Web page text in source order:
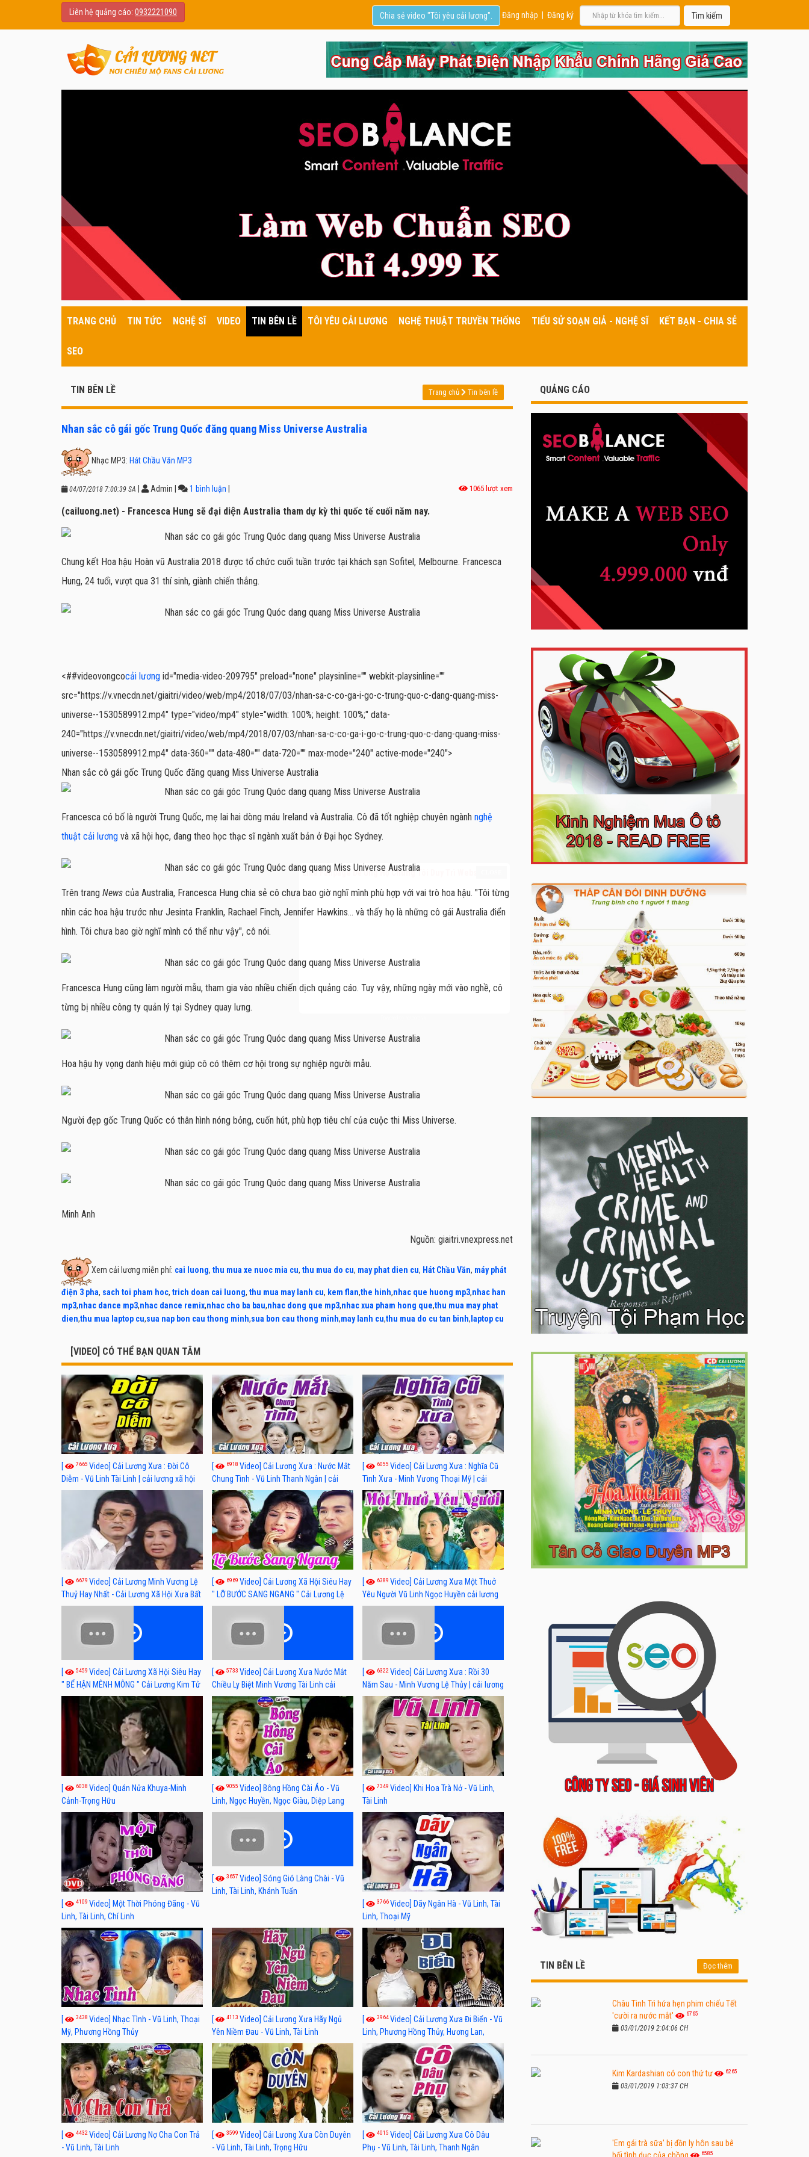
Liên hệ quảng cáo: 0932221090 Đăng nhập Đăng ký
Chia sẻ video "Tôi yêu cải lương".
TRANG CHỦ TIN TỨC NGHỆ SĨ VIDEO TIN BÊN LỀ TÔI YÊU CẢI LƯƠNG NGHỆ THUẬT TRUYỀN THỐNG TIỂU SỬ SOẠN GIẢ - NGHỆ SĨ KẾT BẠN - CHIA SẺ
SEO
TIN BÊN LỀ Trang chủ Tin bên lề
Nhan sắc cô gái gốc Trung Quốc đăng quang Miss Universe Australia
Nhạc MP3: Hát Chầu Văn MP3
04/07/2018 7:00:39 SA Admin 1 bình luận 1065 lượt xem
(cailuong.net) - Francesca Hung sẽ đại diện Australia tham dự kỳ thi quốc tế cuối năm nay.
Chung kết Hoa hậu Hoàn vũ Australia 2018 được tổ chức cuối tuần trước tại khách sạn Sofitel, Melbourne. Francesca
Hung, 24 tuổi, vượt qua 31 thí sinh, giành chiến thắng.
<##videovongcocải lương id="media-video-209795" preload="none" playsinline="" webkit-playsinline=""
src="https://v.vnecdn.net/giaitri/video/web/mp4/2018/07/03/nhan-sa-c-co-ga-i-go-c-trung-quo-c-dang-quang-miss-
universe--1530589912.mp4" type="video/mp4" style="width: 100%; height: 100%;" data-
240="https://v.vnecdn.net/giaitri/video/web/mp4/2018/07/03/nhan-sa-c-co-ga-i-go-c-trung-quo-c-dang-quang-miss-
universe--1530589912.mp4" data-360="" data-480="" data-720="" max-mode="240" active-mode="240">
Nhan sắc cô gái gốc Trung Quốc đăng quang Miss Universe Australia
Francesca có bố là người Trung Quốc, mẹ lai hai dòng máu Ireland và Australia. Cô đã tốt nghiệp chuyên ngành nghệ
thuật cải lương và xã hội học, đang theo học thạc sĩ ngành xuất bản ở Đại học Sydney.
Trên trang News của Australia, Francesca Hung chia sẻ cô chưa bao giờ nghĩ mình phù hợp với vai trò hoa hậu. "Tôi từng
nhìn các hoa hậu trước như Jesinta Franklin, Rachael Finch, Jennifer Hawkins... và thấy họ là những cô gái Australia điển
hình. Tôi chưa bao giờ nghĩ mình có thể như vậy", cô nói.
Francesca Hung cũng làm người mẫu, tham gia vào nhiều chiến dịch quảng cáo. Tuy vậy, những ngày mới vào nghề, cô
từng bị nhiều công ty quản lý tại Sydney quay lưng.
Hoa hậu hy vọng danh hiệu mới giúp cô có thêm cơ hội trong sự nghiệp người mẫu.
Người đẹp gốc Trung Quốc có thân hình nóng bỏng, cuốn hút, phù hợp tiêu chí của cuộc thi Miss Universe.
Minh Anh
Nguồn: giaitri.vnexpress.net
Xem cải lương miễn phí: cai luong, thu mua xe nuoc mia cu, thu mua do cu, may phat dien cu, Hát Chầu Văn, máy phát
điện 3 pha, sach toi pham hoc, trich doan cai luong, thu mua may lanh cu, kem flan,the hinh,nhac que huong mp3,nhac han
mp3,nhac dance mp3,nhac dance remix,nhac cho ba bau,nhac dong que mp3,nhac xua pham hong que,thu mua may phat
dien,thu mua laptop cu,sua nap bon cau thong minh,sua bon cau thong minh,may lanh cu,thu mua do cu tan binh, laptop cu
[VIDEO] CÓ THỂ BẠN QUAN TÂM
[ 7665 Video] Cải Lương Xưa : Đời Cô
Diễm - Vũ Linh Tài Linh | cải lương xã hội
hay nhất
[ 6918 Video] Cải Lương Xưa : Nước Mắt
Chung Tình - Vũ Linh Thanh Ngân | cải
lương xã hội hay nhất
[ 6055 Video] Cải Lương Xưa : Nghĩa Cũ
Tình Xưa - Minh Vương Thoại Mỹ | cải
lương xã hội hay nhất
[ 6679 Video] Cải Lương Minh Vương Lệ
Thuỷ Hay Nhất - Cải Lương Xã Hội Xưa Bất
Hủ
[ 6969 Video] Cải Lương Xã Hội Siêu Hay
" LỠ BƯỚC SANG NGANG " Cải Lương Lệ
Thuỷ, Thanh Tuấn, Hồng Nga
[ 6389 Video] Cải Lương Xưa Một Thuở
Yêu Người Vũ Linh Ngọc Huyền cải lương
xã hội hay nhất
[ 5459 Video] Cải Lương Xã Hội Siêu Hay
" BỂ HẬN MÊNH MÔNG " Cải Lương Kim Tử
Long, Thanh Ngân Hay Nhất
[ 5733 Video] Cải Lương Xưa Nước Mắt
Chiều Ly Biệt Minh Vương Tài Linh cải
lương xã hội hay nhất
[ 6322 Video] Cải Lương Xưa : Rồi 30
Năm Sau - Minh Vương Lệ Thủy | cải lương
xã hội hay nhất
[ 6038 Video] Quán Nửa Khuya-Minh
Cảnh-Trọng Hữu
[ 9055 Video] Bông Hồng Cài Áo - Vũ
Linh, Ngọc Huyền, Ngọc Giàu, Diệp Lang
[ 7349 Video] Khi Hoa Trà Nở - Vũ Linh,
Tài Linh
[ 4109 Video] Một Thời Phóng Đãng - Vũ
Linh, Tài Linh, Chí Linh
[ 3657 Video] Sóng Gió Làng Chài - Vũ
Linh, Tài Linh, Khánh Tuấn
[
3766Video] Dãy Ngân Hà - Vũ Linh, Tài
Linh, Thoại Mỹ
[ 3438 Video] Nhạc Tình - Vũ Linh, Thoại
Mỹ, Phương Hồng Thủy
[ 4113 Video] Cải Lương Xưa Hãy Ngủ
Yên Niềm Đau - Vũ Linh, Tài Linh
[ 3964Video] Cải Lương Xưa Đi Biển - Vũ
Linh, Phương Hồng Thủy, Hương Lan,
Thanh Hằng
[ 4432Video] Cải Lương Nợ Cha Con Trả
- Vũ Linh, Tài Linh
[ 3599 Video] Cải Lương Xưa Còn Duyên
- Vũ Linh, Tài Linh, Trọng Hữu
[ 4015 Video] Cải Lương Xưa Cô Dâu
Phụ - Vũ Linh, Tài Linh, Thanh Ngân
QUẢNG CÁO
TIN BÊN LỀ Đọc thêm
Châu Tinh Trì hứa hẹn phim chiếu Tết
'cười ra nước mắt'
6765
03/01/2019 2:04:06 CH
Kim Kardashian có con thứ tư 6265
03/01/2019 1:03:37 CH
'Em gái trà sữa' bị đồn ly hôn sau bê
6585
Like Fanpage Để Ủng Hộ Chúng Tôi Duy Trì Website